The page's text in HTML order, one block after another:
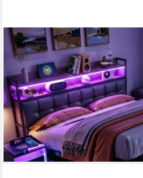
PXLOUE
Polsterbett LED hydraulisches
Hydraulisch anhebbarer
Stauraum am
(9)
269,99 € UVP 629,99 €
-57%
lieferbar - in 5-6 Werktagen bei dir